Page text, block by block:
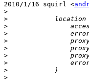
2010/1/16 squirl <
>
>
>
>
>
>
>
>
>
>